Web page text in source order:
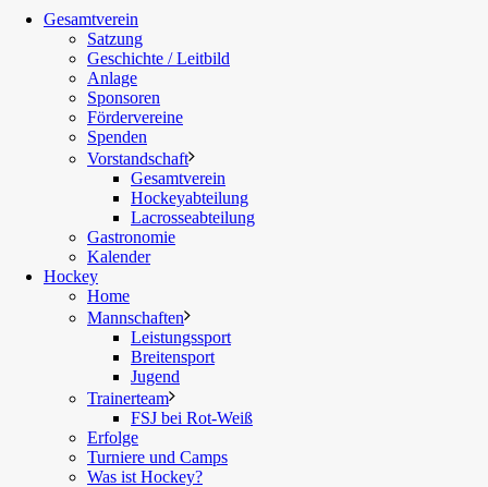
Gesamtverein
Satzung
Geschichte / Leitbild
Anlage
Sponsoren
Fördervereine
Spenden
Vorstandschaft
Gesamtverein
Hockeyabteilung
Lacrosseabteilung
Gastronomie
Kalender
Hockey
Home
Mannschaften
Leistungssport
Breitensport
Jugend
Trainerteam
FSJ bei Rot-Weiß
Erfolge
Turniere und Camps
Was ist Hockey?